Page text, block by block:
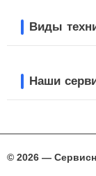
Виды
Наши
© 2026 —